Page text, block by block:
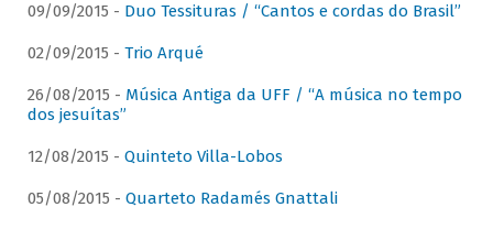
09/09/2015 - Duo Tessituras / “Cantos e cordas do Brasil”
02/09/2015 - Trio Arqué
26/08/2015 - Música Antiga da UFF / “A música no tempo
dos jesuítas”
12/08/2015 - Quinteto Villa-Lobos
05/08/2015 - Quarteto Radamés Gnattali